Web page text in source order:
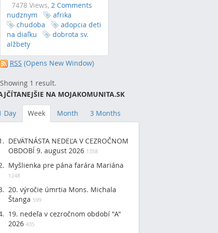
7478 Views, 2 Comments
nudznym
afrika
chudoba
adopcia deti
na diaľku
dobrota sv.
alžbety
RSS (Opens New Window)
Showing 1 result.
NA MOJAKOMUNITA.SK
Day Week Month 3 Months
DEVÄTNÁSTA NEDEĽA V CEZROČNOM
OBDOBÍ 9. august 2026 1358
Myšlienka pre pána farára Mariána
1248
20. výročie úmrtia Mons. Michala
Štanga 599
19. nedeľa v cezročnom období "A"
2026 435